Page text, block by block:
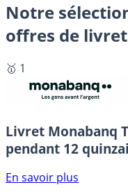
Notre
offres de
🥇 1
Livret Monabanq
pendant 12
En savoir plus